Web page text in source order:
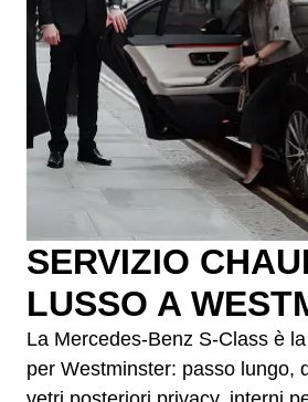
SERVIZIO
LUSSO A
La Mercedes-Benz S-Class è
per Westminster: passo lungo,